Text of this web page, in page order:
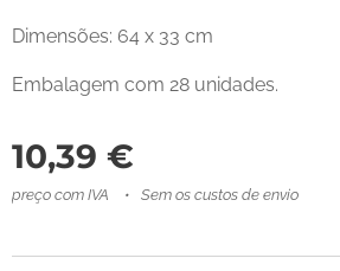
Dimensões: 64 x 33 cm
Embalagem com 28 unidades.
10,39 €
preço com IVA Sem os custos de envio